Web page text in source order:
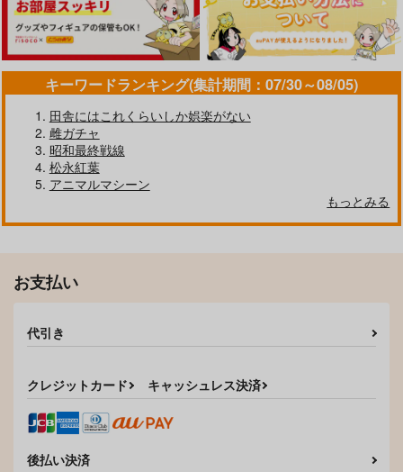
キーワードランキング(集計期間：07/30～08/05)
田舎にはこれくらいしか娯楽がない
雌ガチャ
昭和最終戦線
松永紅葉
アニマルマシーン
もっとみる
お支払い
代引き
クレジットカード キャッシュレス決済
後払い決済